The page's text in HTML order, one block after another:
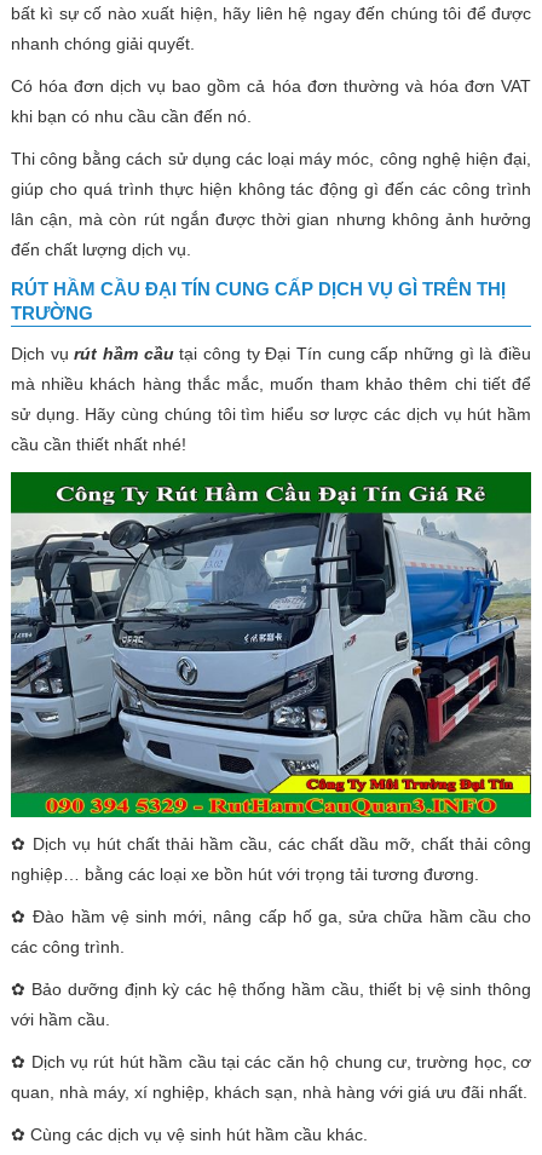
bất kì sự cố nào xuất hiện, hãy liên hệ ngay đến chúng tôi để được
nhanh chóng giải quyết.
Có hóa đơn dịch vụ bao gồm cả hóa đơn thường và hóa đơn VAT
khi bạn có nhu cầu cần đến nó.
Thi công bằng cách sử dụng các loại máy móc, công nghệ hiện đại,
giúp cho quá trình thực hiện không tác động gì đến các công trình
lân cận, mà còn rút ngắn được thời gian nhưng không ảnh hưởng
đến chất lượng dịch vụ.
RÚT HẦM CẦU ĐẠI TÍN CUNG CẤP DỊCH VỤ GÌ TRÊN THỊ
TRƯỜNG
Dịch vụrút hầm cầutại công ty Đại Tín cung cấp những gì là điều
mà nhiều khách hàng thắc mắc, muốn tham khảo thêm chi tiết để
sử dụng. Hãy cùng chúng tôi tìm hiểu sơ lược các dịch vụ hút hầm
cầu cần thiết nhất nhé!
✿ Dịch vụ hút chất thải hầm cầu, các chất dầu mỡ, chất thải công
nghiệp… bằng các loại xe bồn hút với trọng tải tương đương.
✿ Đào hầm vệ sinh mới, nâng cấp hố ga, sửa chữa hầm cầu cho
các công trình.
✿ Bảo dưỡng định kỳ các hệ thống hầm cầu, thiết bị vệ sinh thông
với hầm cầu.
✿ Dịch vụ rút hút hầm cầu tại các căn hộ chung cư, trường học, cơ
quan, nhà máy, xí nghiệp, khách sạn, nhà hàng với giá ưu đãi nhất.
✿ Cùng các dịch vụ vệ sinh hút hầm cầu khác.